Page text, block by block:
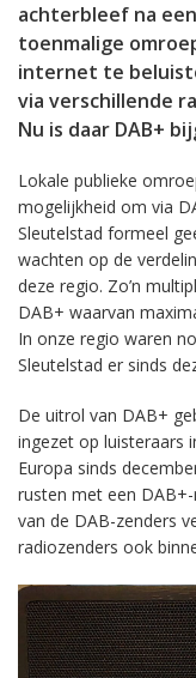
achterbleef na
toenmalige
internet te
via verschillende
Nu is daar DAB+
Lokale publieke
mogelijkheid om via
Sleutelstad formeel
wachten op de
deze regio. Zo’n
DAB+ waarvan
In onze regio waren
Sleutelstad er sinds
De uitrol van DAB+
ingezet op luisteraars
Europa sinds
rusten met een
van de DAB-zenders
radiozenders ook